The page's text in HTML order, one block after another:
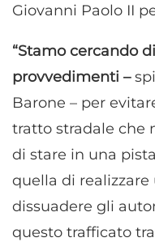
Giovanni Paolo II
“Stamo cercando
provvedimenti –
Barone – per
tratto stradale che
di stare in una
quella di
dissuadere gli
questo trafficato